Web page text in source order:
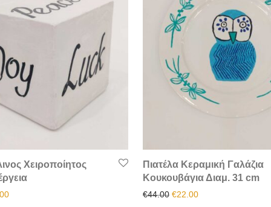
Χειροποίητος
price was: €18.50.
Η τρέχουσα τιμή είναι: €12.00.
Πιατέλα Κεραμική Γαλάζια
Κουκουβάγια Διαμ. 31 cm
€44.00 Original price was:
€22.00Η τρέχουσα τιμή